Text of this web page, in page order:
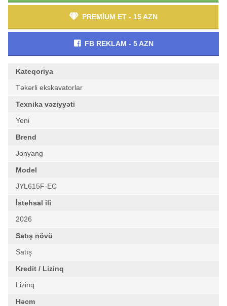
PREMİUM ET - 15 AZN
FB REKLAM - 5 AZN
Kateqoriya
Təkərli ekskavatorlar
Texnika vəziyyəti
Yeni
Brend
Jonyang
Model
JYL615F-EC
İstehsal ili
2026
Satış növü
Satış
Kredit / Lizinq
Lizinq
Həcm